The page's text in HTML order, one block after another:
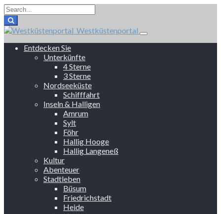
Westküstenportal
Entdecken Sie
Unterkünfte
4 Sterne
3 Sterne
Nordseeküste
Schifffahrt
Inseln & Halligen
Amrum
Sylt
Föhr
Hallig Hooge
Hallig Langeneß
Kultur
Abenteuer
Stadtleben
Büsum
Friedrichstadt
Heide